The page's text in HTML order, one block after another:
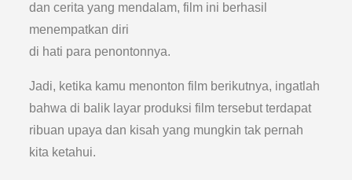
dan cerita yang mendalam, film ini berhasil
menempatkan diri
di hati para penontonnya.
Jadi, ketika kamu menonton film berikutnya, ingatlah
bahwa di balik layar produksi film tersebut terdapat
ribuan upaya dan kisah yang mungkin tak pernah
kita ketahui.